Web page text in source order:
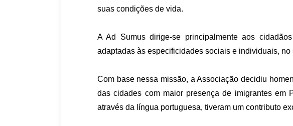
suas condições de vida.
A Ad Sumus dirige-se principalmente aos
adaptadas às especificidades sociais e individuais,
Com base nessa missão, a Associação decidiu
das cidades com maior presença de imigrantes em
através da língua portuguesa, tiveram um contributo